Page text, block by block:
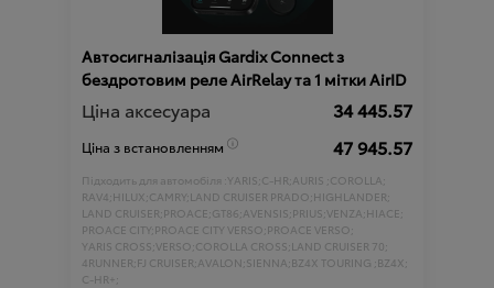
Автосигналізація Gardix Connect з
бездротовим реле AirRelay та 1 мітки AirID
Ціна аксесуара 34 445.57
Ціна з встановленням 47 945.57
Підходить для автомобіля :YARIS;C-HR;AURIS ;COROLLA;
RAV4;HILUX;CAMRY;LAND CRUISER PRADO;HIGHLANDER;
LAND CRUISER;PROACE;GT86;AVENSIS;PRIUS;VENZA;HIACE;
PROACE CITY;PROACE CITY VERSO;PROACE VERSO;
YARIS CROSS;VERSO;COROLLA CROSS;LAND CRUISER 70;
4RUNNER;FJ CRUISER;AVALON;SIENNA;BZ4X TOURING ;BZ4X;
C-HR+;